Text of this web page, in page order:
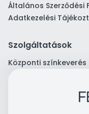
Általános Szerződési
Adatkezelési
Szolgáltatások
Központi színkeverés